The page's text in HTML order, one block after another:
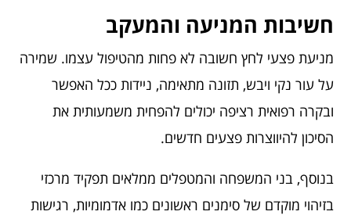
חשיבות המניעה והמעקב
מניעת פצעי לחץ חשובה לא פחות מהטיפול עצמו. שמירה
על עור נקי ויבש, תזונה מתאימה, ניידות ככל האפשר
ובקרה רפואית רציפה יכולים להפחית משמעותית את
הסיכון להיווצרות פצעים חדשים.
בנוסף, בני המשפחה והמטפלים ממלאים תפקיד מרכזי
בזיהוי מוקדם של סימנים ראשונים כמו אדמומיות, רגישות